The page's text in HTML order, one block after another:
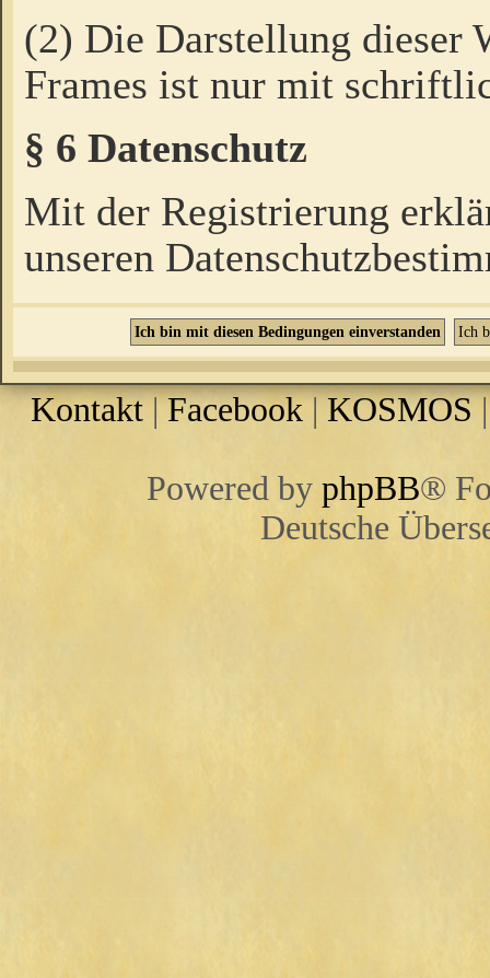
(2) Die Darstellung dieser
Frames ist nur mit
§ 6 Datenschutz
Mit der Registrierung
unseren
Kontakt |Facebook | KOSMOS
Powered by phpBB®
Deutsche